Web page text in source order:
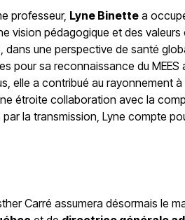
professeur, Lyne Binette a
vision pédagogique et des
une perspective de santé
pour sa reconnaissance du
elle a contribué au rayonnement
étroite collaboration avec la
la transmission, Lyne compte
Carré assumera désormais le